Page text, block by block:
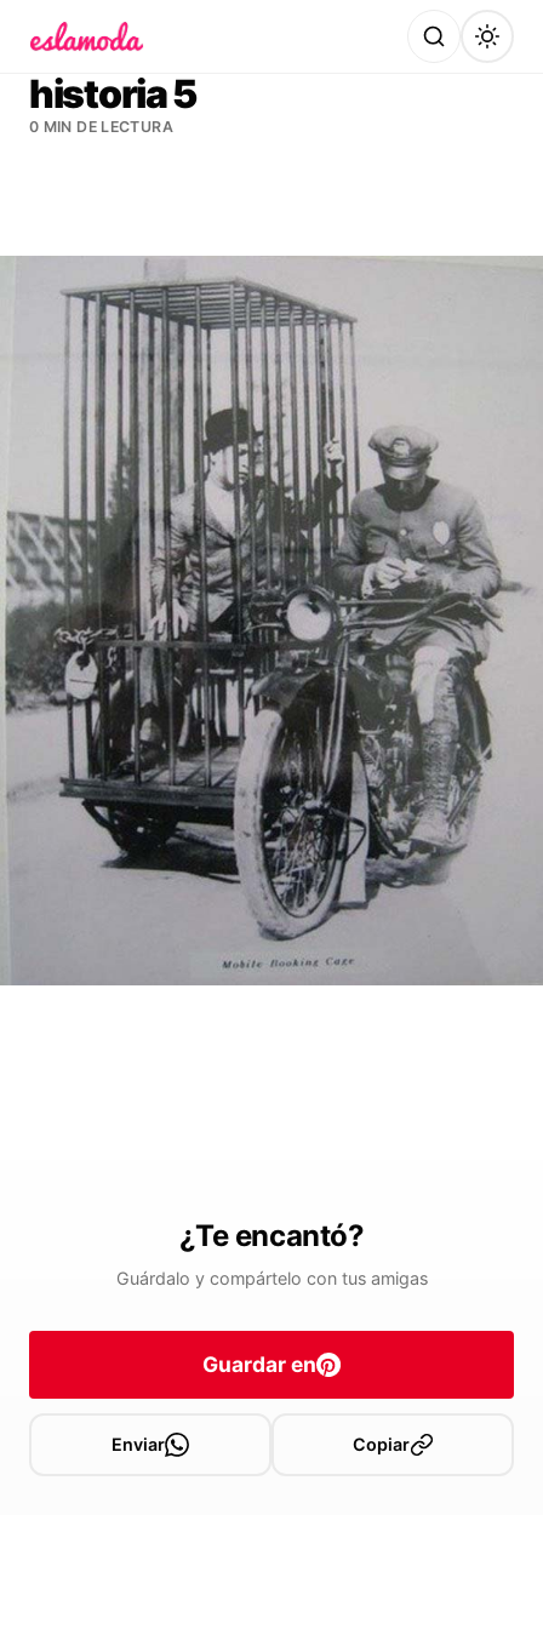
historia 5
0 MIN DE LECTURA
¿Te encantó?
Guárdalo y compártelo con tus amigas
Guardar en
Enviar Copiar